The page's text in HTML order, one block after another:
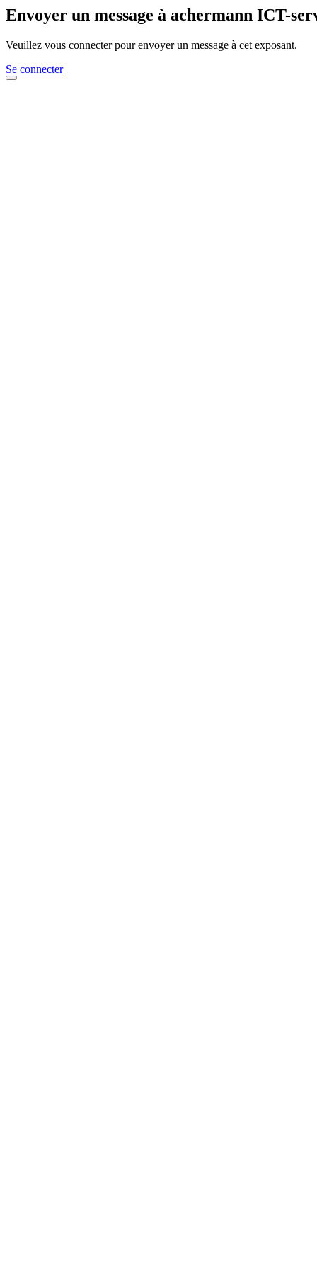
Envoyer un message à achermann ICT-
Veuillez vous connecter pour envoyer un message à cet exposant.
Se connecter